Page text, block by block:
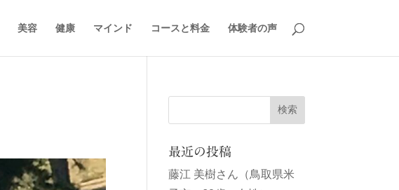
美容 健康 マインド コースと料金 体験者の声
最近の投稿
藤江 美樹さん（鳥取県米